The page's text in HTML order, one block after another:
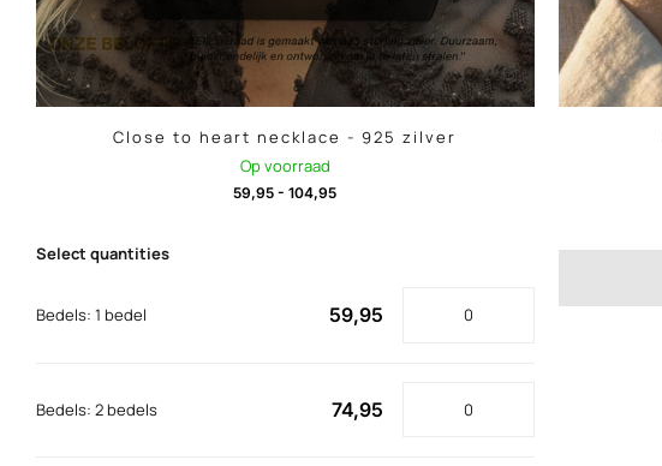
Close to heart necklace - 925 zilver
Op voorraad
59,95 -104,95
Select quantities
Bedels: 1 bedel 59,95
Bedels: 2 bedels 74,95